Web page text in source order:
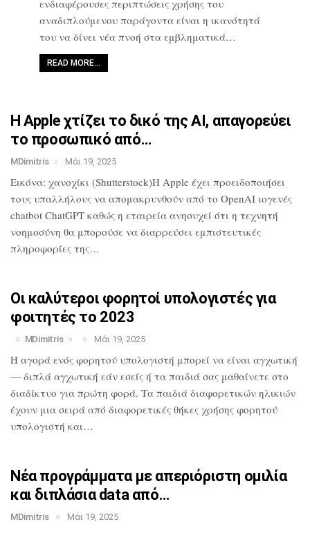
ενδιαφέρουσες περιπτώσειςχρήσης του
αναδιπλούμενου παράγονταείναι η ικανότητά
του να δίνει νέαπνοή στα εμβληματικά…
READ MORE…
Η Apple χτίζει το δικό της AI, απαγορεύει
το προσωπικό από…
MDimitris Μάι 19, 2025
Εικόνα: χανοχίκι (Shutterstock)Η Apple έχει προειδοποιήσει
τους υπαλλήλους να απομακρυνθούν από το OpenAI ιογενές
chatbot ChatGPT καθώς η εταιρεία ανησυχεί ότι η τεχνητή
νοημοσύνη θα μπορούσε να διαρρεύσει εμπιστευτικές
πληροφορίες της…
Οι καλύτεροι φορητοί υπολογιστές για
φοιτητές το 2023
MDimitris Μάι 19, 2025
Η αγορά ενός φορητού υπολογιστή μπορεί να είναι αγχωτική
— διπλά αγχωτική εάν εσείς ή τα παιδιά σας μαθαίνετε στο
διαδίκτυο για πρώτη φορά. Τα παιδιά διαφορετικών ηλικιών
έχουν μια σειρά από διαφορετικές θήκες χρήσης φορητού
υπολογιστή και…
Νέα προγράμματα με απεριόριστη ομιλία
και διπλάσια data από…
MDimitris Μάι 19, 2025